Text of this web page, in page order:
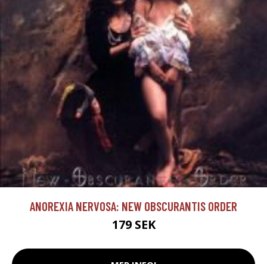
ANOREXIA NERVOSA: NEW OBSCURANTIS ORDER
179 SEK